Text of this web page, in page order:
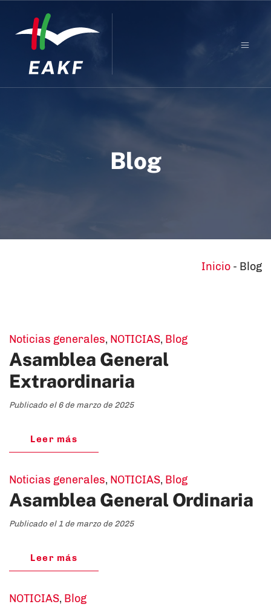
Blog
Inicio - Blog
Noticias generales, NOTICIAS, Blog
Asamblea General
Extraordinaria
Publicado el 6 de marzo de 2025
Leer más
Noticias generales, NOTICIAS, Blog
Asamblea General Ordinaria
Publicado el 1 de marzo de 2025
Leer más
NOTICIAS, Blog